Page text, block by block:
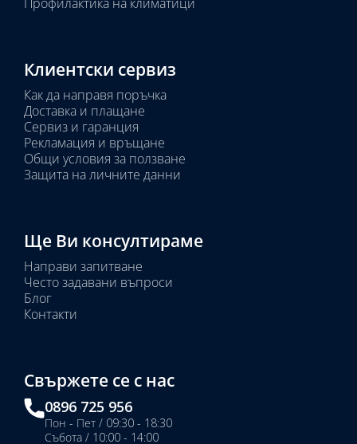
Клиентски сервиз
Как да направя поръчка
Доставка и плащане
Сервиз и гаранция
Рекламация и връщане
Общи условия за ползване
Защита на личните данни
Ще Ви консултираме
Направи запитване
Често задавани въпроси
Блог
Контакти
Свържете се с нас
0896 725 956
Пон - Пет / 09:30 - 18:30
Събота / 10:00 - 14:00